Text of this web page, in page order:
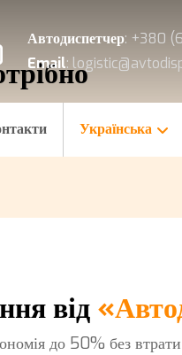
Автодиспетчер: +380
Email:
Українська
від
до 50% без втрати